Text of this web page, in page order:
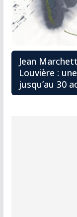
Jean
Louvière :
jusqu’au 30